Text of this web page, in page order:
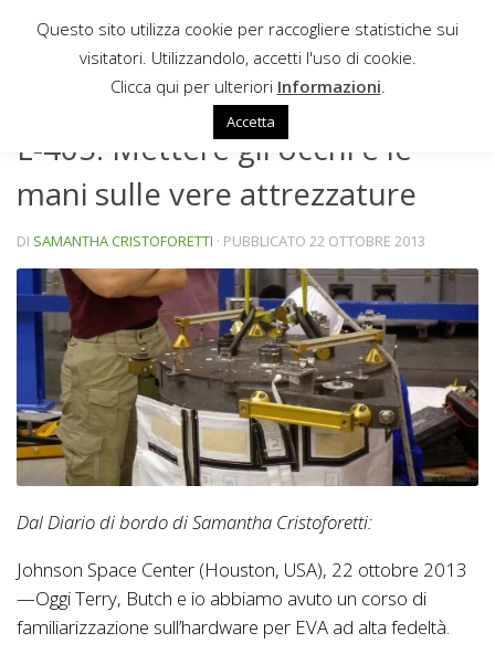
Sotto il contenuto
L-405: Mettere gli occhi e le
mani sulle vere attrezzature
DI SAMANTHA CRISTOFORETTI · PUBBLICATO 22 OTTOBRE 2013
Dal Diario di bordo di Samantha Cristoforetti:
Johnson Space Center (Houston, USA), 22 ottobre 2013
—Oggi Terry, Butch e io abbiamo avuto un corso di
familiarizzazione sull’hardware per EVA ad alta fedeltà.
Questo sito utilizza cookie per raccogliere statistiche sui
visitatori. Utilizzandolo, accetti l'uso di cookie.
Clicca qui per ulteriori Informazioni
Accetta